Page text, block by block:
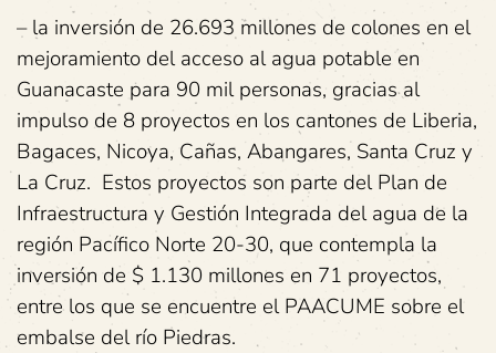
– la inversión de 26.693 millones de colones en el
mejoramiento del acceso al agua potable en
Guanacaste para 90 mil personas, gracias al
impulso de 8 proyectos en los cantones de Liberia,
Bagaces, Nicoya, Cañas, Abangares, Santa Cruz y
La Cruz. Estos proyectos son parte del Plan de
Infraestructura y Gestión Integrada del agua de la
región Pacífico Norte 20-30, que contempla la
inversión de $ 1.130 millones en 71 proyectos,
entre los que se encuentre el PAACUME sobre el
embalse del río Piedras.